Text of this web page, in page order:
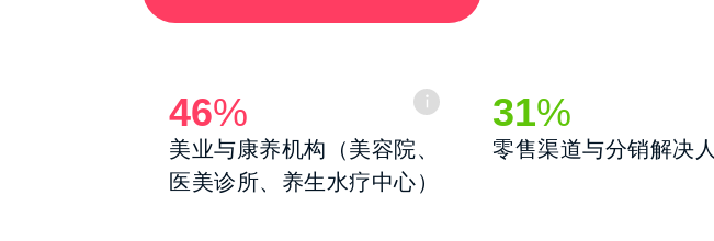
46%
美业与康养机构（美容院、
医美诊所、养生水疗中心）
31%
零售渠道与分销解决人